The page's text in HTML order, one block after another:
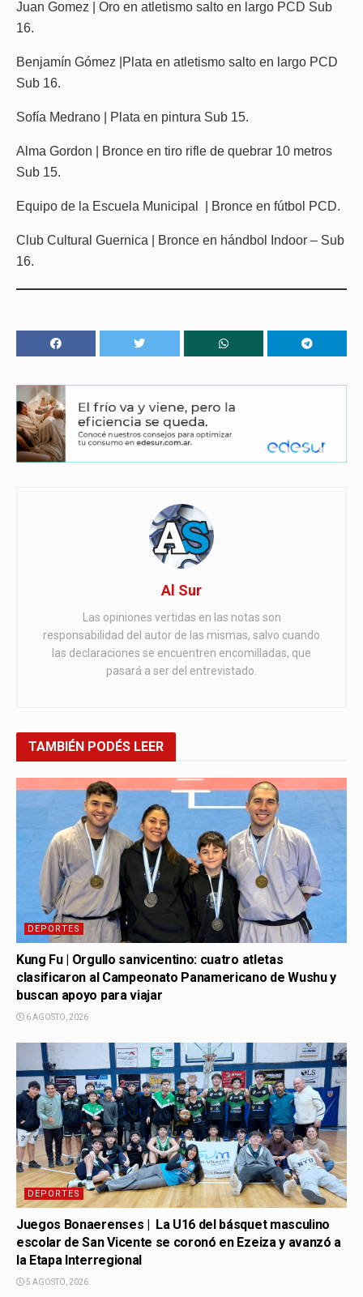
Juan Gomez | Oro en atletismo salto en largo PCD Sub
16.
Benjamín Gómez |Plata en atletismo salto en largo PCD
Sub 16.
Sofía Medrano | Plata en pintura Sub 15.
Alma Gordon | Bronce en tiro rifle de quebrar 10 metros
Sub 15.
Equipo de la Escuela Municipal | Bronce en fútbol PCD.
Club Cultural Guernica | Bronce en hándbol Indoor – Sub
16.
Al Sur
Las opiniones vertidas en las notas son
responsabilidad del autor de las mismas, salvo cuando
las declaraciones se encuentren encomilladas, que
pasará a ser del entrevistado.
TAMBIÉN PODÉS LEER
DEPORTES
Kung Fu | Orgullo sanvicentino: cuatro atletas
clasificaron al Campeonato Panamericano de Wushu y
buscan apoyo para viajar
6 AGOSTO, 2026
DEPORTES
Juegos Bonaerenses | La U16 del básquet masculino
escolar de San Vicente se coronó en Ezeiza y avanzó a
la Etapa Interregional
5 AGOSTO, 2026